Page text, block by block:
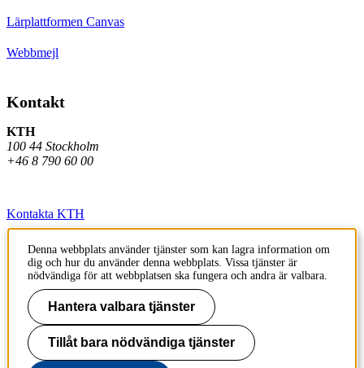
Lärplattformen Canvas
Webbmejl
Kontakt
KTH
100 44 Stockholm
+46 8 790 60 00
Kontakta KTH
Jobba på KTH
Press och media
Faktura och betalning KTH
Om KTH:s webbplatser
Denna webbplats använder tjänster som kan lagra information om
dig och hur du använder denna webbplats. Vissa tjänster är
nödvändiga för att webbplatsen ska fungera och andra är valbara.
Hantera valbara tjänster
Tillåt bara nödvändiga tjänster